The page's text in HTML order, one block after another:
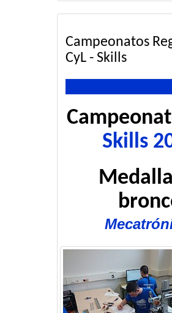
Campeonatos
CyL - Skills
Skills